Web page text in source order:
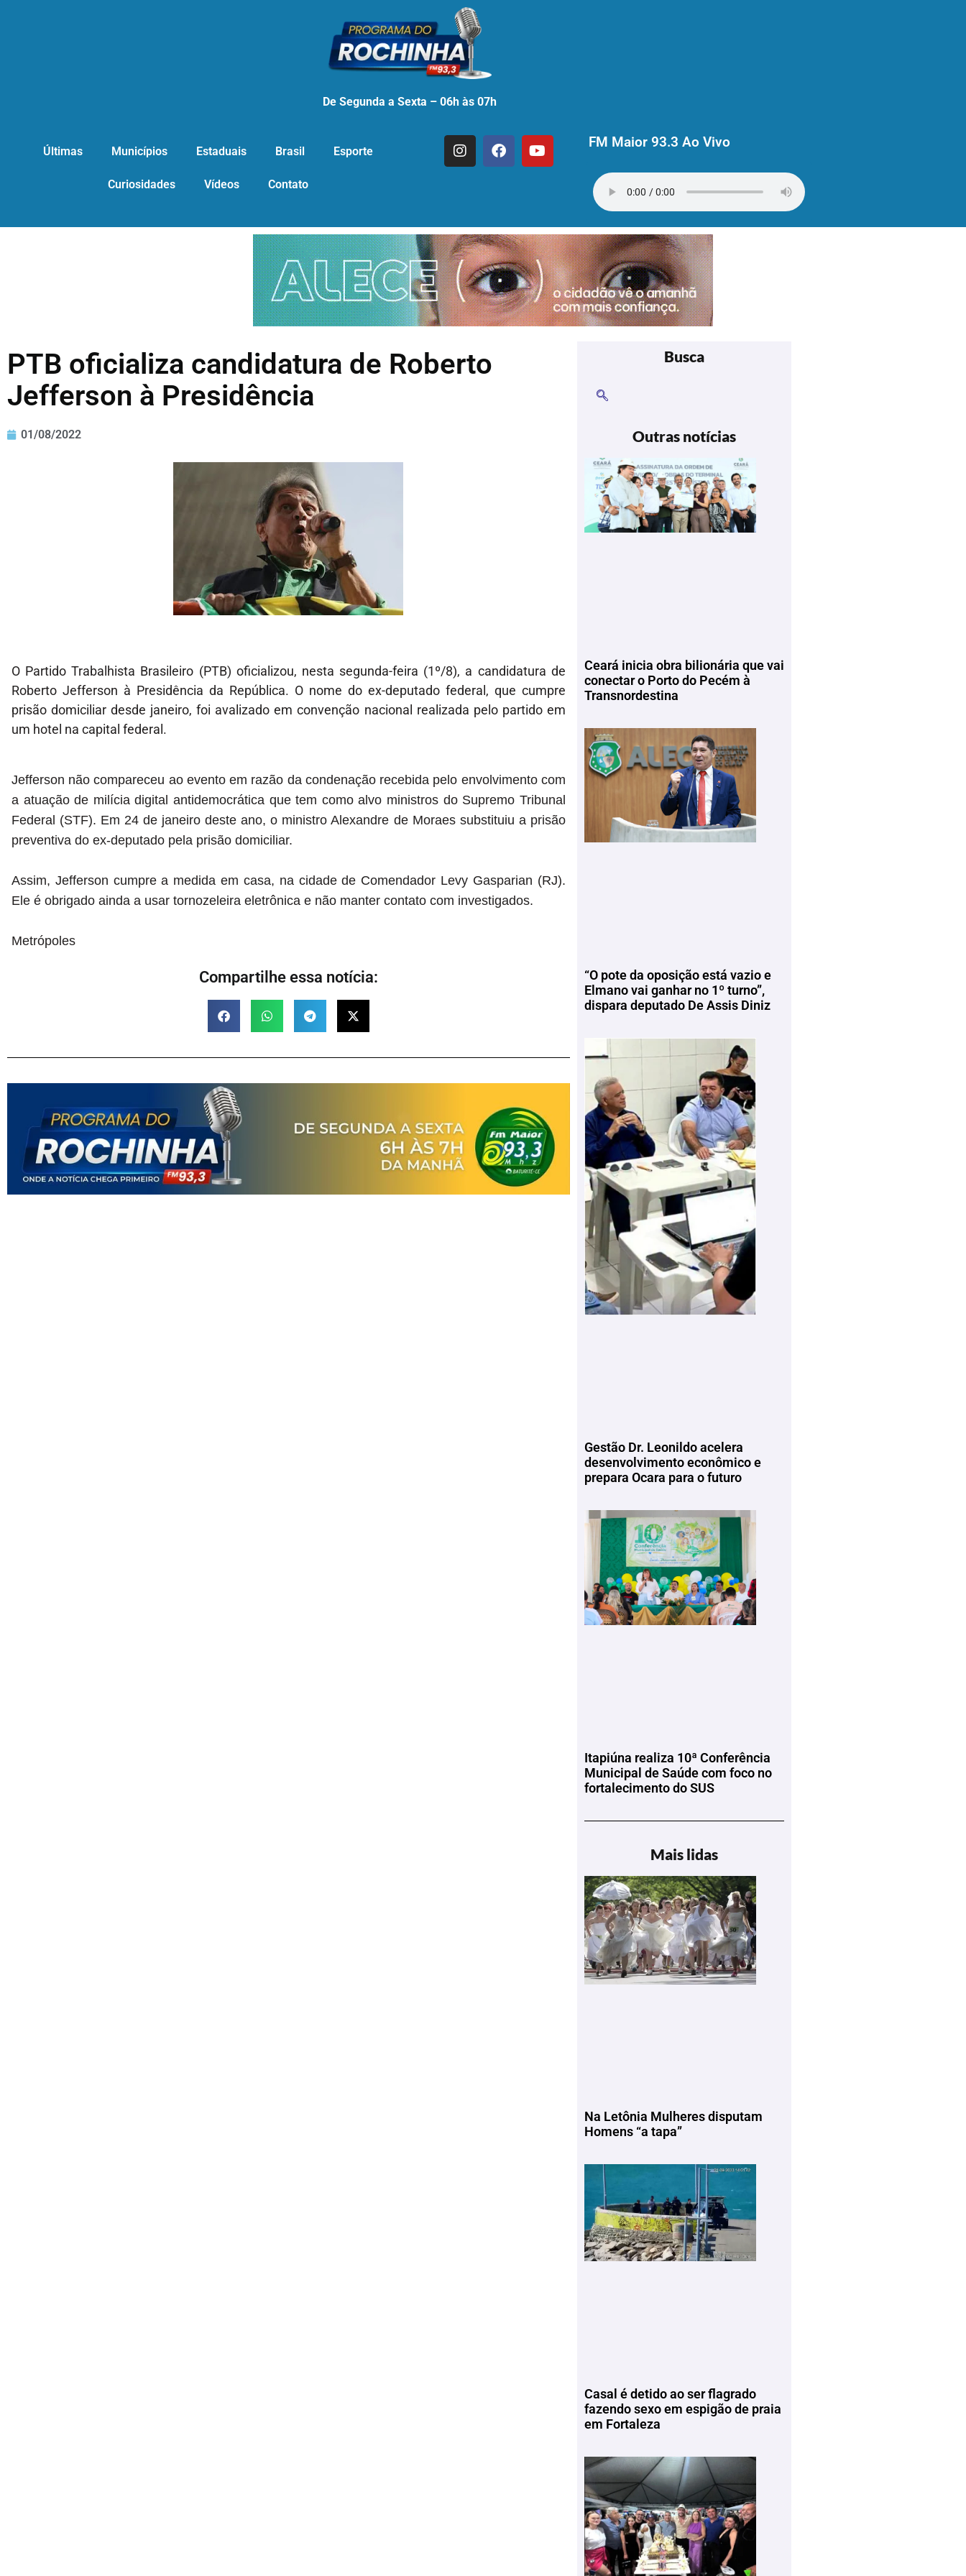
De Segunda a Sexta – 06h às 07h
Últimas Municípios Estaduais Brasil Esporte
Curiosidades Vídeos Contato
FM Maior 93.3 Ao Vivo
PTB oficializa candidatura de Roberto
Jefferson à Presidência
01/08/2022
O Partido Trabalhista Brasileiro (PTB) oficializou, nesta segunda-feira (1º/8), a candidatura de
Roberto Jefferson à Presidência da República. O nome do ex-deputado federal, que cumpre
prisão domiciliar desde janeiro, foi avalizado em convenção nacional realizada pelo partido em
um hotel na capital federal.
Jefferson não compareceu ao evento em razão da condenação recebida pelo envolvimento com
a atuação de milícia digital antidemocrática que tem como alvo ministros do Supremo Tribunal
Federal (STF). Em 24 de janeiro deste ano, o ministro Alexandre de Moraes substituiu a prisão
preventiva do ex-deputado pela prisão domiciliar.
Assim, Jefferson cumpre a medida em casa, na cidade de Comendador Levy Gasparian (RJ).
Ele é obrigado ainda a usar tornozeleira eletrônica e não manter contato com investigados.
Metrópoles
Compartilhe essa notícia:
Busca
Outras notícias
Ceará inicia obra bilionária que vai
conectar o Porto do Pecém à
Transnordestina
“O pote da oposição está vazio e
Elmano vai ganhar no 1º turno”,
dispara deputado De Assis Diniz
Gestão Dr. Leonildo acelera
desenvolvimento econômico e
prepara Ocara para o futuro
Itapiúna realiza 10ª Conferência
Municipal de Saúde com foco no
fortalecimento do SUS
Mais lidas
Na Letônia Mulheres disputam
Homens “a tapa”
Casal é detido ao ser flagrado
fazendo sexo em espigão de praia
em Fortaleza